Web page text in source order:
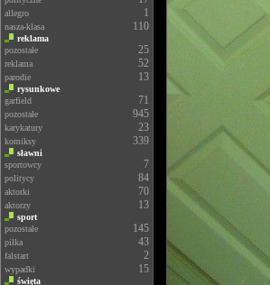
allegro 1
nasza-klasa 110
reklama
pozostałe
25
reklama 52
parodie 13
rysunkowe
garfield
71
pozostałe 945
karykatury 23
komiksy 339
sławni
sportowcy
7
politycy 84
aktorki 70
aktorzy 13
sport
pozostałe
145
piłka 43
falstart 2
wypadki 15
święta